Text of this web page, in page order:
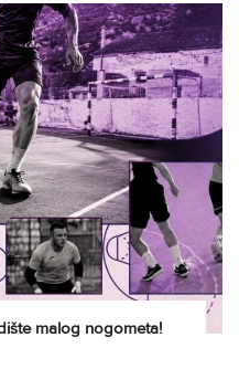
malog nogometa!